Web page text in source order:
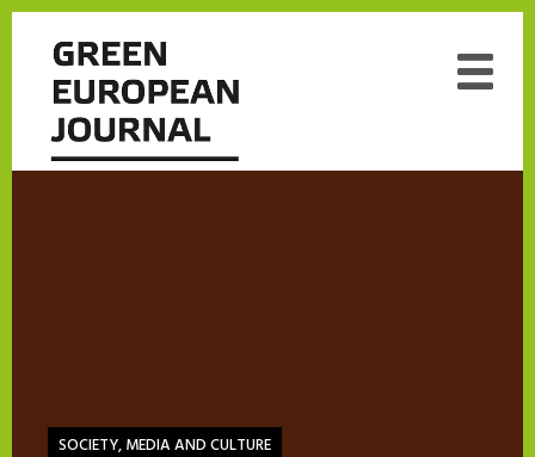
SOCIETY, MEDIA AND CULTURE